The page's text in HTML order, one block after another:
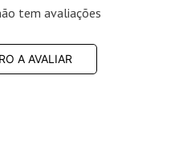
tem avaliações
A AVALIAR